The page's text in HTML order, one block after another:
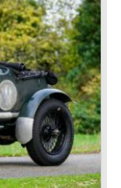
were
the eyes of
ever built. The
had built
and thus
had to offer.
1929 the
Litres second,
Six 'Old
another